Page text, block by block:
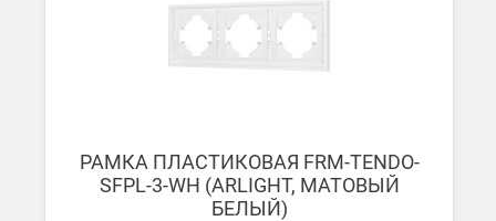
РАМКА ПЛАСТИКОВАЯ FRM-TENDO-
SFPL-3-WH (ARLIGHT, МАТОВЫЙ
БЕЛЫЙ)